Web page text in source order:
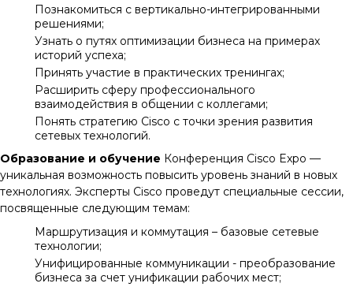
Познакомиться с вертикально-интегрированными
решениями;
Узнать о путях оптимизации бизнеса на примерах
историй успеха;
Принять участие в практических тренингах;
Расширить сферу профессионального
взаимодействия в общении с коллегами;
Понять стратегию Cisco с точки зрения развития
сетевых технологий.
Образование и обучение Конференция Cisco Expo —
уникальная возможность повысить уровень знаний в новых
технологиях. Эксперты Cisco проведут специальные сессии,
посвященные следующим темам:
Маршрутизация и коммутация – базовые сетевые
технологии;
Унифицированные коммуникации - преобразование
бизнеса за счет унификации рабочих мест;